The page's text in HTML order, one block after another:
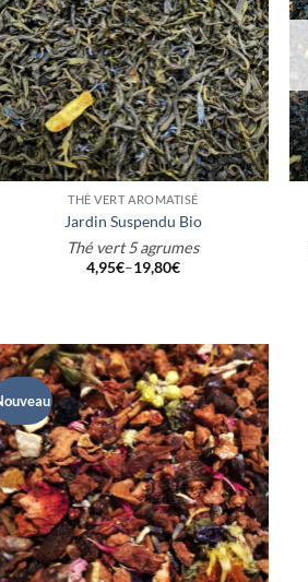
+
THÉ VERT AROMATISÉ
Jardin Suspendu Bio
Thé vert 5 agrumes
4,95€–19,80€